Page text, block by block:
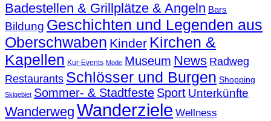
Badestellen & Grillplätze & Angeln Bars
Bildung Geschichten und Legenden aus
Oberschwaben Kinder Kirchen &
Kapellen Kur-Events Mode Museum News Radweg
Restaurants Schlösser und Burgen Shopping
Skigebiet Sommer- & Stadtfeste Sport Unterkünfte
Wanderweg Wanderziele Wellness